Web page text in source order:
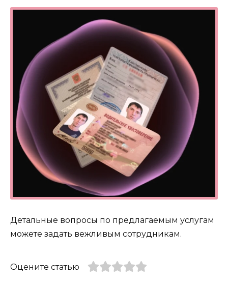
Детальные вопросы по предлагаемым услугам
можете задать вежливым сотрудникам.
Оцените статью